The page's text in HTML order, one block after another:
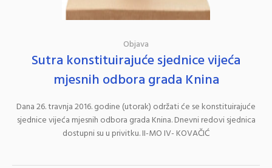
Objava
Sutra konstituirajuće sjednice vijeća
mjesnih odbora grada Knina
Dana 26. travnja 2016. godine (utorak) održati će se konstituirajuće
sjednice vijeća mjesnih odbora grada Knina. Dnevni redovi sjednica
dostupni su u privitku. II-MO IV- KOVAČIĆ